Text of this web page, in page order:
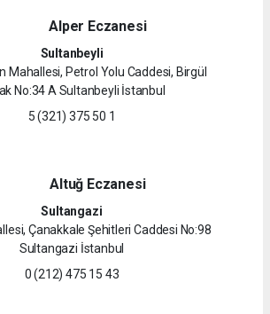
Alper Eczanesi
Sultanbeyli
Mahallesi, Petrol Yolu Caddesi, Birgül
No:34 A Sultanbeyli İstanbul
5 (321) 375 50 1
Altuğ Eczanesi
Sultangazi
Çanakkale Şehitleri Caddesi No:98
Sultangazi İstanbul
0 (212) 475 15 43